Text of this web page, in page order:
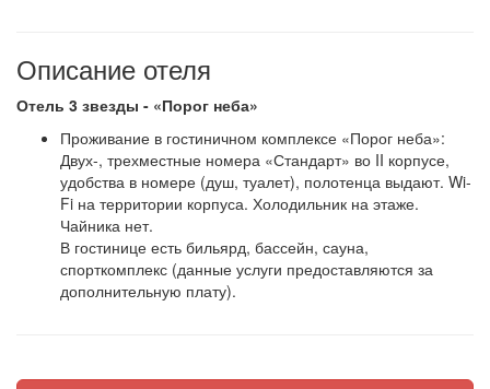
Описание отеля
Отель 3 звезды - «Порог неба»
Проживание в гостиничном комплексе «Порог неба»:
Двух-, трехместные номера «Стандарт» во II корпусе,
удобства в номере (душ, туалет), полотенца выдают. Wi-
Fi на территории корпуса. Холодильник на этаже.
Чайника нет.
В гостинице есть бильярд, бассейн, сауна,
спорткомплекс (данные услуги предоставляются за
дополнительную плату).